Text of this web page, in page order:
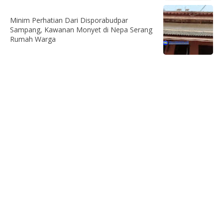
Minim Perhatian Dari Disporabudpar
Sampang, Kawanan Monyet di Nepa Serang
Rumah Warga